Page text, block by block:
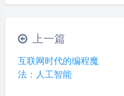
|´・ω・)ノ ヾ(≧∇≦*)ゝ
∠( ᐛ 」∠)＿
୧(๑•̀⌄•́๑)૭
(´இ皿இ｀)
上一篇
互联网时代的编程魔
法：人工智能